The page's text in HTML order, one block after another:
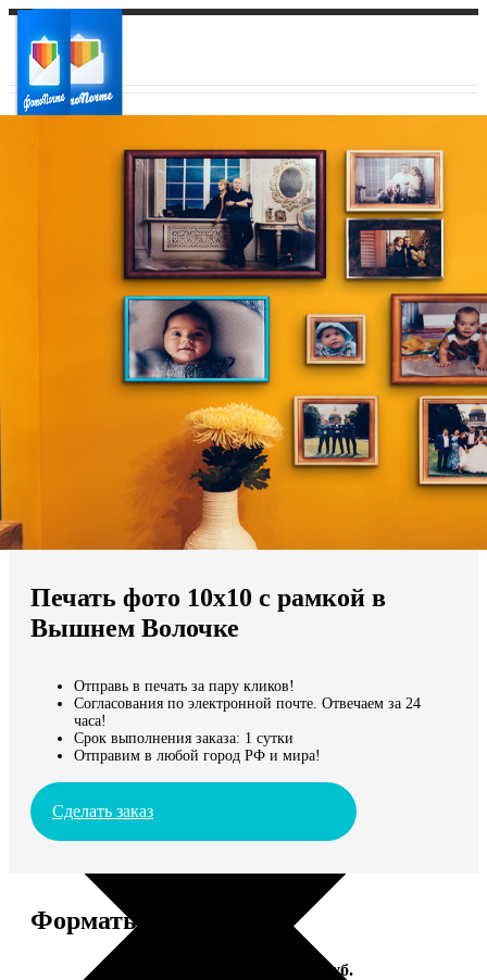
Ваш регион доставки
Выберите из списка:
Мы доставляем по всему миру
Продолжить без города
Печать фото 10х10 с рамкой в
Вышнем Волочке
Отправь в печать за пару кликов!
Согласования по электронной почте. Отвечаем за 24
часа!
Срок выполнения заказа: 1 сутки
Отправим в любой город РФ и мира!
Сделать заказ
Форматы и цены
Цена, руб.